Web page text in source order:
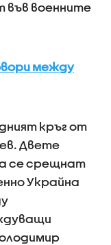
във военните
между
кръг от
Двете
се срещнат
Украйна